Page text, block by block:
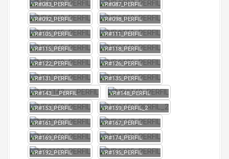
VR#083_PERFIL VR#087_PERFIL
VR#092_PERFIL VR#098_PERFIL
VR#105_PERFIL VR#111_PERFIL
VR#115_PERFIL VR#118_PERFIL
VR#122_PERFIL VR#126_PERFIL
VR#131_PERFIL VR#135_PERFIL
VR#143___PERFIL VR#148_PERFIL
VR#153_PERFIL VR#159_PERFIL_2
VR#161_PERFIL VR#167_PERFIL
VR#169_PERFIL VR#174_PERFIL
VR#192_PERFIL VR#195_PERFIL